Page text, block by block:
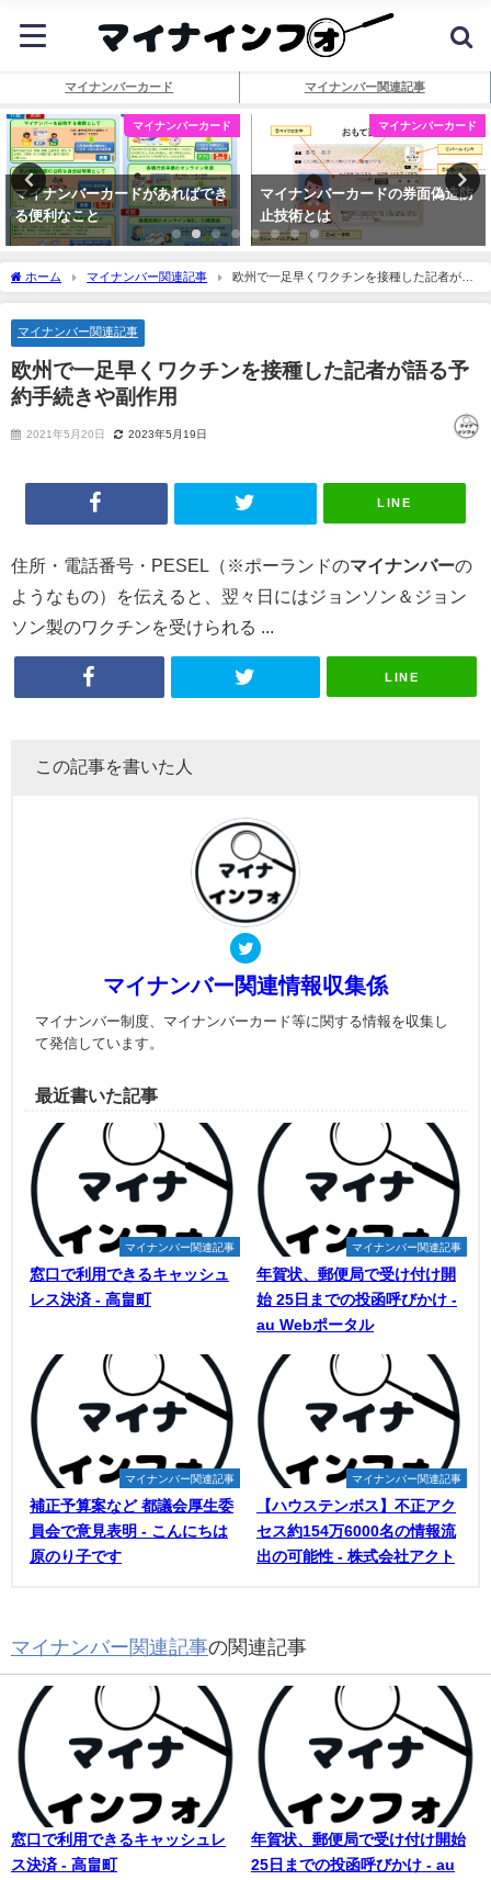
マイナンバーカード マイナンバー関連記事
マイナンバーカード
マイナンバーカードがあればでき
る便利なこと
マイナンバーカード
マイナンバーカードの券面偽造防
止技術とは
ホーム マイナンバー関連記事
欧州で一足早くワクチンを接種した記者が語
る予約手続きや副作用
マイナンバー関連記事
欧州で一足早くワクチンを接種した記者が語る予
約手続きや副作用
2021年5月20日 2023年5月19日
LINE
住所・電話番号・PESEL（※ポーランドのマイナンバーの
ようなもの）を伝えると、翌々日にはジョンソン＆ジョン
ソン製のワクチンを受けられる ...
LINE
この記事を書いた人
マイナンバー関連情報収集係
マイナンバー制度、マイナンバーカード等に関する情報を収集し
て発信しています。
最近書いた記事
マイナンバー関連記事
窓口で利用できるキャッシュ
レス決済 - 高畠町
マイナンバー関連記事
年賀状、郵便局で受け付け開
始 25日までの投函呼びかけ -
au Webポータル
マイナンバー関連記事
補正予算案など 都議会厚生委
員会で意見表明 - こんにちは
原のり子です
マイナンバー関連記事
【ハウステンボス】不正アク
セス約154万6000名の情報流
出の可能性 - 株式会社アクト
マイナンバー関連記事の関連記事
窓口で利用できるキャッシュレ
ス決済 - 高畠町
年賀状、郵便局で受け付け開始
25日までの投函呼びかけ - au